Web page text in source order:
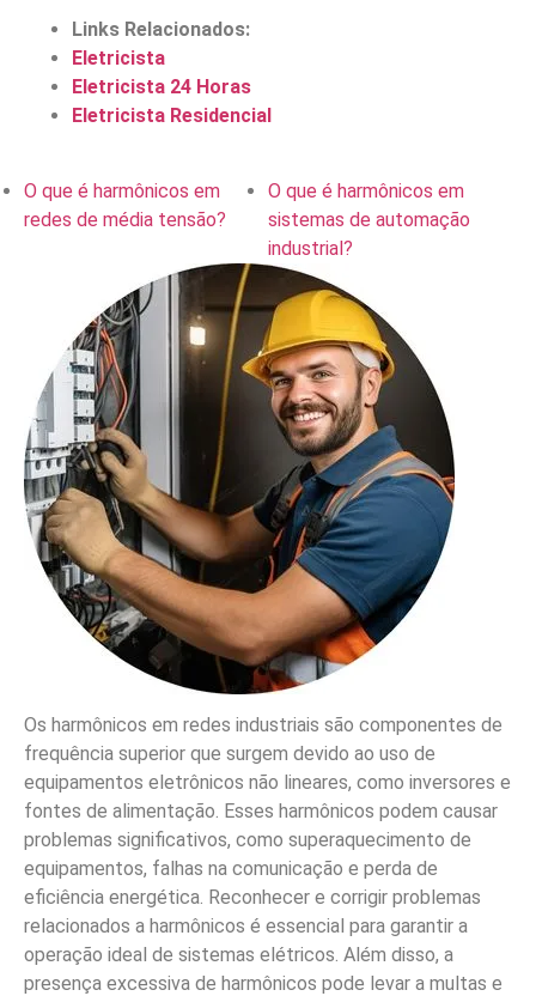
Links Relacionados:
Eletricista
Eletricista 24 Horas
Eletricista Residencial
O que é harmônicos em
redes de média tensão?
O que é harmônicos em
sistemas de automação
industrial?
Os harmônicos em redes industriais são componentes de
frequência superior que surgem devido ao uso de
equipamentos eletrônicos não lineares, como inversores e
fontes de alimentação. Esses harmônicos podem causar
problemas significativos, como superaquecimento de
equipamentos, falhas na comunicação e perda de
eficiência energética. Reconhecer e corrigir problemas
relacionados a harmônicos é essencial para garantir a
operação ideal de sistemas elétricos. Além disso, a
presença excessiva de harmônicos pode levar a multas e